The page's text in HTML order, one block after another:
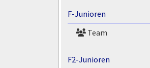
F-Junioren
Team
F2-Junioren